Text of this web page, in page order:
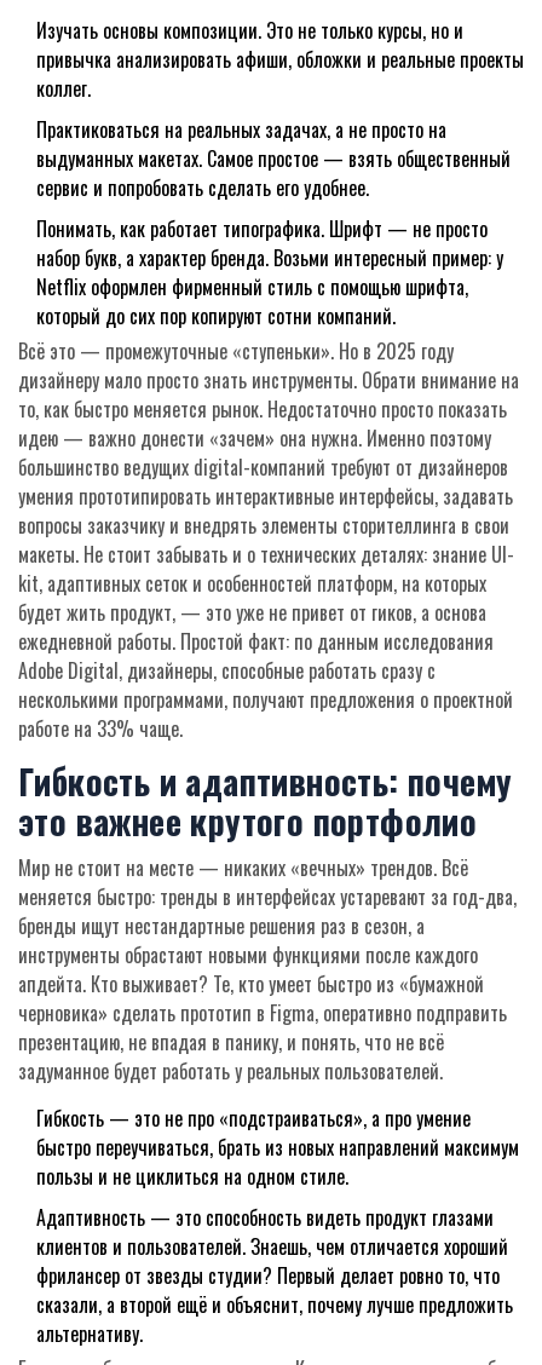
Изучать основы композиции. Это не только курсы, но и
привычка анализировать афиши, обложки и реальные проекты
коллег.
Практиковаться на реальных задачах, а не просто на
выдуманных макетах. Самое простое — взять общественный
сервис и попробовать сделать его удобнее.
Понимать, как работает типографика. Шрифт — не просто
набор букв, а характер бренда. Возьми интересный пример: у
Netflix оформлен фирменный стиль с помощью шрифта,
который до сих пор копируют сотни компаний.
Всё это — промежуточные «ступеньки». Но в 2025 году
дизайнеру мало просто знать инструменты. Обрати внимание на
то, как быстро меняется рынок. Недостаточно просто показать
идею — важно донести «зачем» она нужна. Именно поэтому
большинство ведущих digital-компаний требуют от дизайнеров
умения прототипировать интерактивные интерфейсы, задавать
вопросы заказчику и внедрять элементы сторителлинга в свои
макеты. Не стоит забывать и о технических деталях: знание UI-
kit, адаптивных сеток и особенностей платформ, на которых
будет жить продукт, — это уже не привет от гиков, а основа
ежедневной работы. Простой факт: по данным исследования
Adobe Digital, дизайнеры, способные работать сразу с
несколькими программами, получают предложения о проектной
работе на 33% чаще.
Гибкость и адаптивность: почему
это важнее крутого портфолио
Мир не стоит на месте — никаких «вечных» трендов. Всё
меняется быстро: тренды в интерфейсах устаревают за год-два,
бренды ищут нестандартные решения раз в сезон, а
инструменты обрастают новыми функциями после каждого
апдейта. Кто выживает? Те, кто умеет быстро из «бумажной
черновика» сделать прототип в Figma, оперативно подправить
презентацию, не впадая в панику, и понять, что не всё
задуманное будет работать у реальных пользователей.
Гибкость — это не про «подстраиваться», а про умение
быстро переучиваться, брать из новых направлений максимум
пользы и не циклиться на одном стиле.
Адаптивность — это способность видеть продукт глазами
клиентов и пользователей. Знаешь, чем отличается хороший
фрилансер от звезды студии? Первый делает ровно то, что
сказали, а второй ещё и объяснит, почему лучше предложить
альтернативу.